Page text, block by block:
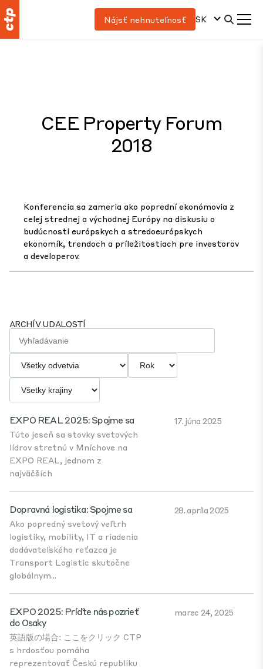
Nájsť nehnuteľnosť SK
CEE Property Forum
2018
Konferencia sa zameria ako poprední ekonómovia z
celej strednej a východnej Európy na diskusiu o
budúcnosti európskych a stredoeurópskych
ekonomík, trendoch a príležitostiach pre investorov
a developerov.
ARCHÍV UDALOSTÍ
EXPO REAL 2025: Spojme sa
Túto jeseň sa stovky svetových
lídrov stretnú v Mníchove na
EXPO REAL, jednom z
najväčších
17. júna 2025
Dopravná logistika: Spojme sa
Ako popredný svetový veľtrh
logistiky, mobility, IT a riadenia
dodávateľského reťazca je
Transport Logistic skutočne
globálnym...
28. apríla 2025
EXPO 2025: Príďte nás pozrieť
do Osaky
英語版の場合: ここをクリック CTP
s hrdosťou pomáha
reprezentovať Českú republiku
marec 24, 2025